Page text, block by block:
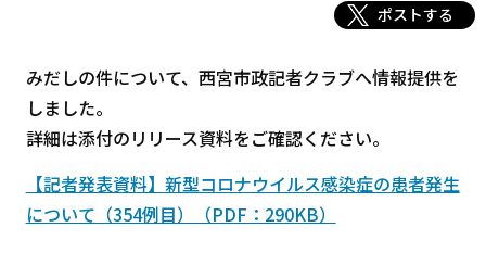
ポストする
みだしの件について、西宮市政記者クラブへ情報提供を
しました。
詳細は添付のリリース資料をご確認ください。
【記者発表資料】新型コロナウイルス感染症の患者発生
について（354例目）（PDF：290KB）